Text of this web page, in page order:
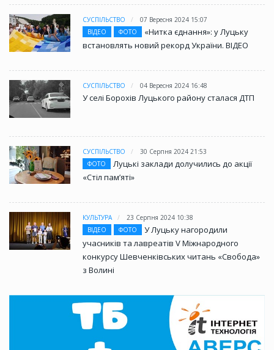
СУСПІЛЬСТВО
07 Вересня 2024 15:07
ВІДЕО
ФОТО
«Нитка єднання»: у Луцьку
встановлять новий рекорд України. ВІДЕО
СУСПІЛЬСТВО 04 Вересня 2024 16:48
У селі Борохів Луцького району сталася ДТП
СУСПІЛЬСТВО
30 Серпня 2024 21:53
ФОТО
Луцькі заклади долучились до акції
«Стіл памʼяті»
КУЛЬТУРА
23 Серпня 2024 10:38
ВІДЕО
ФОТО
У Луцьку нагородили
учасників та лавреатів V Міжнародного
конкурсу Шевченківських читань «Свобода»
з Волині